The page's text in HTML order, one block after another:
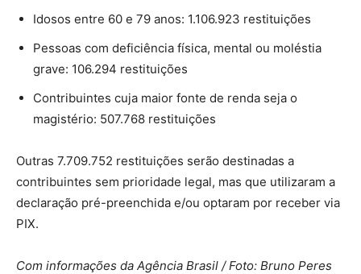
Idosos entre 60 e 79 anos: 1.106.923 restituições
Pessoas com deficiência física, mental ou moléstia
grave: 106.294 restituições
Contribuintes cuja maior fonte de renda seja o
magistério: 507.768 restituições
Outras 7.709.752 restituições serão destinadas a
contribuintes sem prioridade legal, mas que utilizaram a
declaração pré-preenchida e/ou optaram por receber via
PIX.
Com informações da Agência Brasil / Foto: Bruno Peres